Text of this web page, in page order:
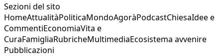
Sezioni del sito
HomeAttualitàPoliticaMondoAgoràPodcastChiesaIdee e
CommentiEconomiaVita e
CuraFamigliaRubricheMultimediaEcosistema avvenire
Pubblicazioni